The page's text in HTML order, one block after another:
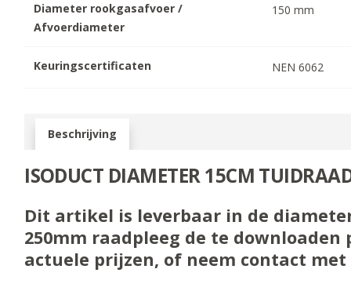
Diameter rookgasafvoer /
Afvoerdiameter
150 mm
Keuringscertificaten NEN 6062
Beschrijving
ISODUCT DIAMETER 15CM
Dit artikel is leverbaar in de
250mm raadpleeg de te
actuele prijzen, of neem contact met